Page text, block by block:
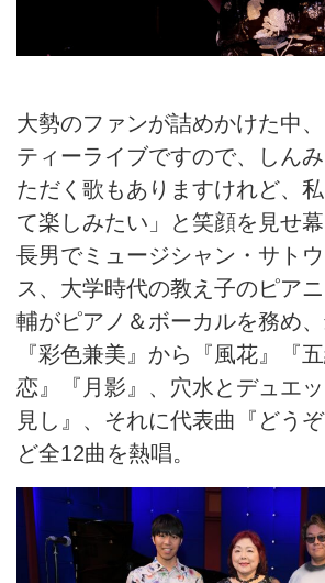
大勢のファンが詰めかけた中
ティーライブですので、しん
ただく歌もありますけれど、
て楽しみたい」と笑顔を見せ
長男でミュージシャン・サト
ス、大学時代の教え子のピア
輔がピアノ＆ボーカルを務め
『彩色兼美』から『風花』『
恋』『月影』、穴水とデュエ
見し』、それに代表曲『どう
ど全12曲を熱唱。